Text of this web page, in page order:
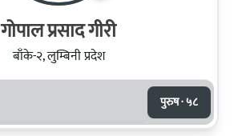
गोपाल प्रसाद गीरी
बाँके-२, लुम्बिनी प्रदेश
पुरुष · ५८